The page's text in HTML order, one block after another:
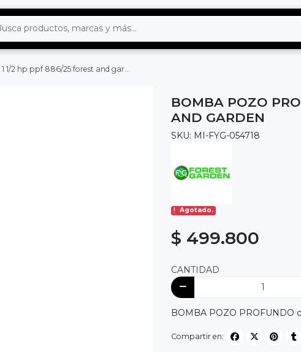
2 hp ppf 886/25 forest and garden
BOMBA POZO
AND GARDEN
SKU: MI-FYG-054718
Agotado.
$ 499.800
CANTIDAD
BOMBA POZO PROFUNDO
Compartir en: